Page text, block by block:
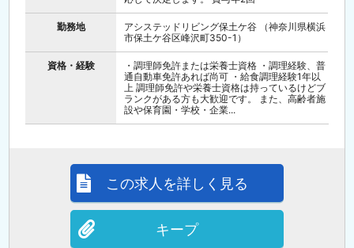
勤務地
アシステッドリビング保土ケ谷 （神奈川県横浜
市保土ケ谷区峰沢町350-1）
資格・経験
・調理師免許または栄養士資格 ・調理経験、普
通自動車免許あれば尚可 ・給食調理経験1年以
上 調理師免許や栄養士資格は持っているけどブ
ランクがある方も大歓迎です。 また、高齢者施
設や保育園・学校・企業...
この求人を詳しく見る
キープ